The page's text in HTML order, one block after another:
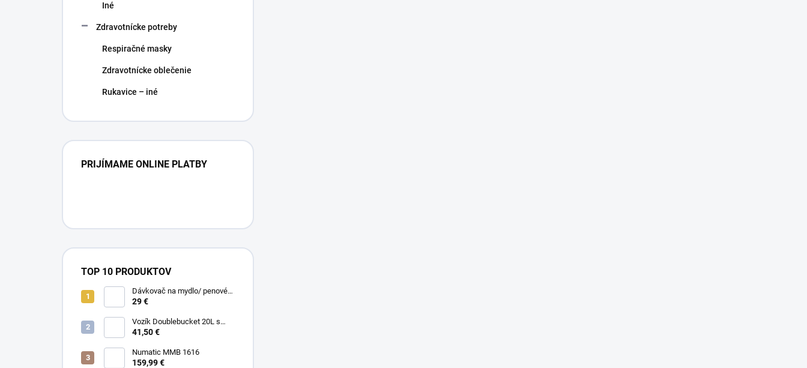
Iné
Zdravotnícke potreby
Respiračné masky
Zdravotnícke oblečenie
Rukavice – iné
PRIJÍMAME ONLINE PLATBY
TOP 10 PRODUKTOV
Dávkovač na mydlo/ penové
mydlo / gél
29 €
Vozík Doublebucket 20L s
horizontálnym lisom
41,50 €
Numatic MMB 1616
159,99 €